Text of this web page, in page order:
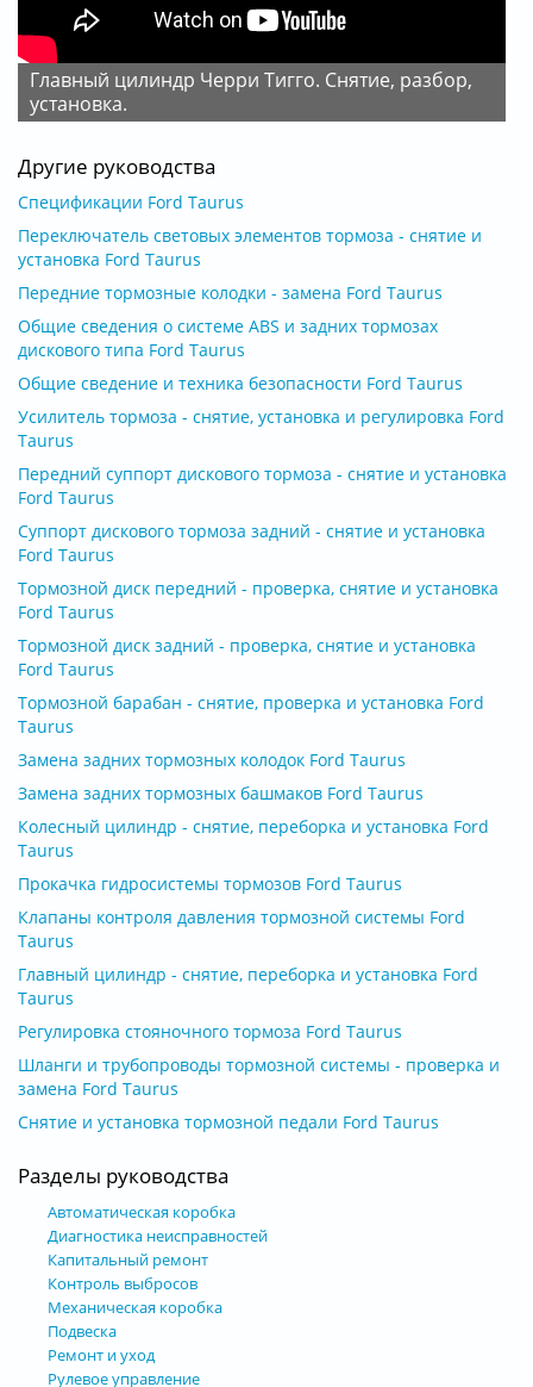
Главный цилиндр Черри Тигго. Снятие, разбор,
установка.
Другие руководства
Спецификации Ford Taurus
Переключатель световых элементов тормоза - снятие и
установка Ford Taurus
Передние тормозные колодки - замена Ford Taurus
Общие сведения о системе ABS и задних тормозах
дискового типа Ford Taurus
Общие сведение и техника безопасности Ford Taurus
Усилитель тормоза - снятие, установка и регулировка Ford
Taurus
Передний суппорт дискового тормоза - снятие и установка
Ford Taurus
Суппорт дискового тормоза задний - снятие и установка
Ford Taurus
Тормозной диск передний - проверка, снятие и установка
Ford Taurus
Тормозной диск задний - проверка, снятие и установка
Ford Taurus
Тормозной барабан - снятие, проверка и установка Ford
Taurus
Замена задних тормозных колодок Ford Taurus
Замена задних тормозных башмаков Ford Taurus
Колесный цилиндр - снятие, переборка и установка Ford
Taurus
Прокачка гидросистемы тормозов Ford Taurus
Клапаны контроля давления тормозной системы Ford
Taurus
Главный цилиндр - снятие, переборка и установка Ford
Taurus
Регулировка стояночного тормоза Ford Taurus
Шланги и трубопроводы тормозной системы - проверка и
замена Ford Taurus
Снятие и установка тормозной педали Ford Taurus
Разделы руководства
Автоматическая коробка
Диагностика неисправностей
Капитальный ремонт
Контроль выбросов
Механическая коробка
Подвеска
Ремонт и уход
Рулевое управление